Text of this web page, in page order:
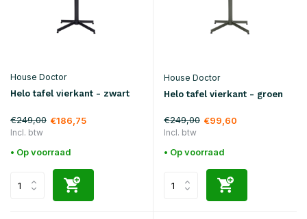
House Doctor
Helo tafel vierkant - zwart
€249,00 €186,75
Incl. btw
• Op voorraad
House Doctor
Helo tafel vierkant - groen
€249,00 €99,60
Incl. btw
• Op voorraad